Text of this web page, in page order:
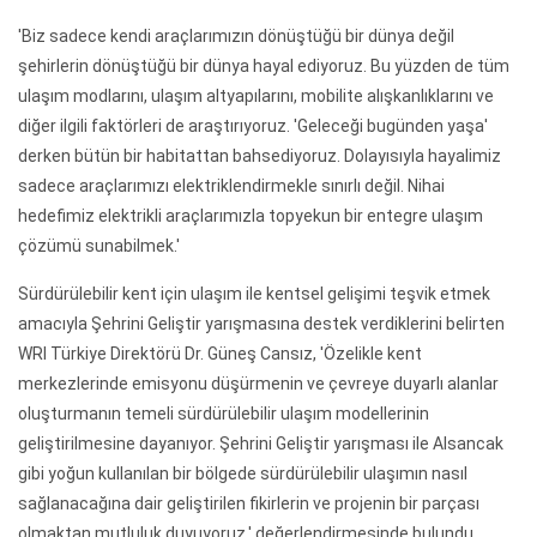
'Biz sadece kendi araçlarımızın dönüştüğü bir dünya değil
şehirlerin dönüştüğü bir dünya hayal ediyoruz. Bu yüzden de tüm
ulaşım modlarını, ulaşım altyapılarını, mobilite alışkanlıklarını ve
diğer ilgili faktörleri de araştırıyoruz. 'Geleceği bugünden yaşa'
derken bütün bir habitattan bahsediyoruz. Dolayısıyla hayalimiz
sadece araçlarımızı elektriklendirmekle sınırlı değil. Nihai
hedefimiz elektrikli araçlarımızla topyekun bir entegre ulaşım
çözümü sunabilmek.'
Sürdürülebilir kent için ulaşım ile kentsel gelişimi teşvik etmek
amacıyla Şehrini Geliştir yarışmasına destek verdiklerini belirten
WRI Türkiye Direktörü Dr. Güneş Cansız, 'Özelikle kent
merkezlerinde emisyonu düşürmenin ve çevreye duyarlı alanlar
oluşturmanın temeli sürdürülebilir ulaşım modellerinin
geliştirilmesine dayanıyor. Şehrini Geliştir yarışması ile Alsancak
gibi yoğun kullanılan bir bölgede sürdürülebilir ulaşımın nasıl
sağlanacağına dair geliştirilen fikirlerin ve projenin bir parçası